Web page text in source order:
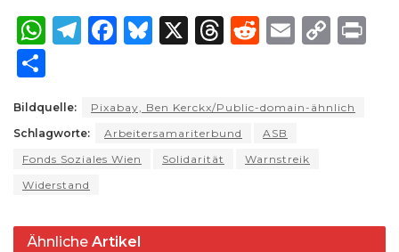
W
ts
A
p
p
T
g
ra
m
F
e
b
o
k
B
s
k
y
X
T
a
d
s
R
di
t
E
l
C
y
ar
e
Bildquelle:
Pixabay, Ben Kerckx/Public-domain-ähnlich
Schlagworte:
Arbeitersamariterbund
ASB
Fonds Soziales Wien
Solidarität
Warnstreik
Widerstand
Ähnliche Artikel